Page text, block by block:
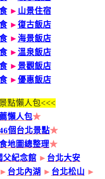
► 山景住宿
► 復古飯店
► 海景飯店
► 溫泉飯店
► 景觀飯店
► 優惠飯店
點懶人包<<<
懶人包★
個台北景點★
地圖總整理★
父紀念館 ► 台北大安
► 台北內湖 ► 台北松山 ►